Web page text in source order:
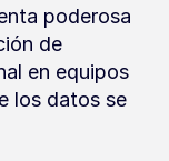
poderosa
de
en equipos
los datos se